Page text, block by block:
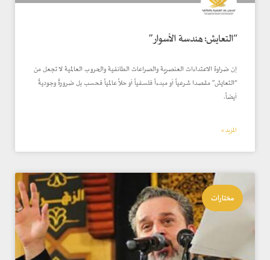
“التعايش: هندسة الأسوار”
إن ضراوة الاعتداءات العنصرية والصراعات الطائفية والحروب العالمية لا تجعل من
“التعايش” مقصدا شرعياً أو مبدءاً فلسفياً أو حلاً عالمياً فحسب بل ضرورةً وجوديةً
أيضاً.
المزيد »
مختارات